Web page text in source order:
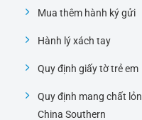
Mua thêm hành ký gửi
Hành lý xách tay
Quy định giấy tờ trẻ em
Quy định mang chất
China Southern